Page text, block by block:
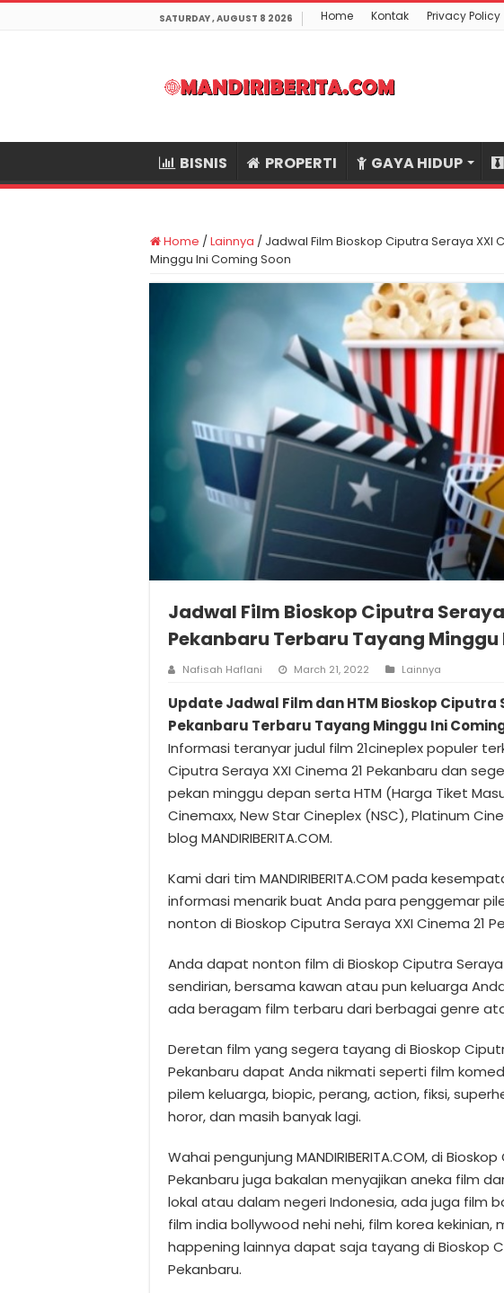
SATURDAY , AUGUST 8 2026 Home Kontak Privacy Policy
BISNIS PROPERTI GAYA HIDUP
Home /Lainnya / Jadwal Film Bioskop Ciputra Seraya XXI
Minggu Ini Coming Soon
Jadwal Film Bioskop Ciputra Seraya
Pekanbaru Terbaru Tayang Minggu
Nafisah Haflani March 21, 2022 Lainnya
Update Jadwal Film dan HTM Bioskop Ciputra
Pekanbaru Terbaru Tayang Minggu Ini Coming
Informasi teranyar judul film 21cineplex populer
Ciputra Seraya XXI Cinema 21 Pekanbaru dan
pekan minggu depan serta HTM (Harga Tiket
Cinemaxx, New Star Cineplex (NSC), Platinum
blog MANDIRIBERITA.COM.
Kami dari tim MANDIRIBERITA.COM pada
informasi menarik buat Anda para penggemar
nonton di Bioskop Ciputra Seraya XXI Cinema 21
Anda dapat nonton film di Bioskop Ciputra Seraya
sendirian, bersama kawan atau pun keluarga
ada beragam film terbaru dari berbagai genre
Deretan film yang segera tayang di Bioskop
Pekanbaru dapat Anda nikmati seperti film
pilem keluarga, biopic, perang, action, fiksi,
horor, dan masih banyak lagi.
Wahai pengunjung MANDIRIBERITA.COM, di
Pekanbaru juga bakalan menyajikan aneka film
lokal atau dalam negeri Indonesia, ada juga film
film india bollywood nehi nehi, film korea kekinian,
happening lainnya dapat saja tayang di Bioskop
Pekanbaru.